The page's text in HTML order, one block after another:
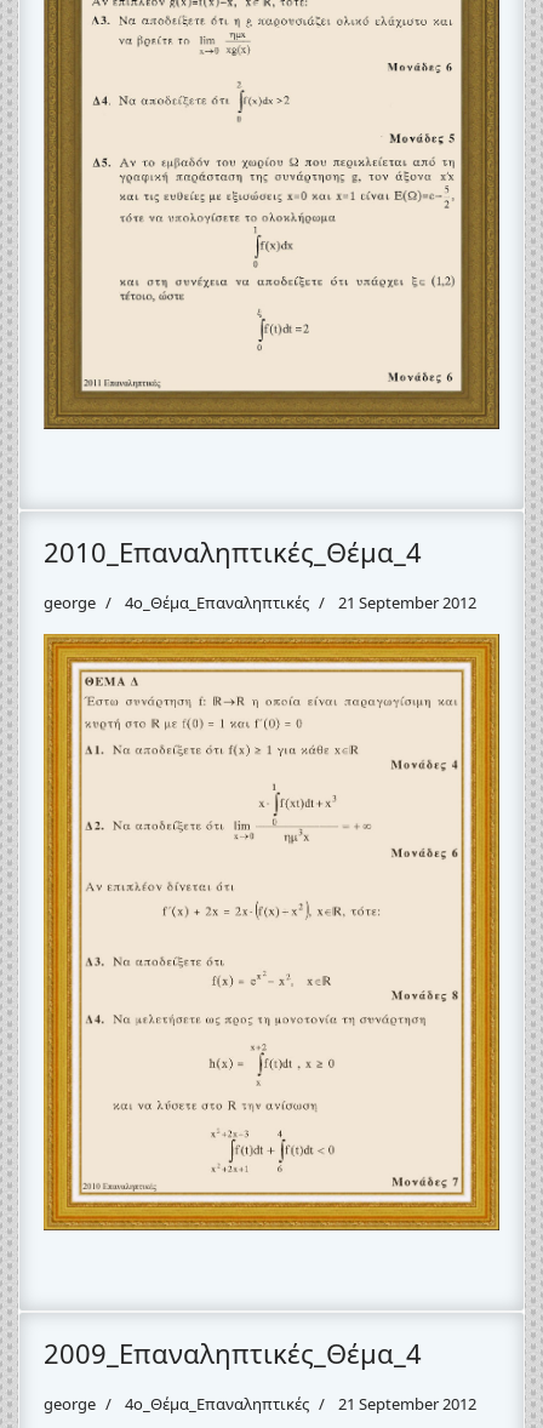
2010_Επαναληπτικές_Θέμα_4
george 4o_Θέμα_Eπαναληπτικές 21 September 2012
2009_Επαναληπτικές_Θέμα_4
george 4o_Θέμα_Eπαναληπτικές 21 September 2012